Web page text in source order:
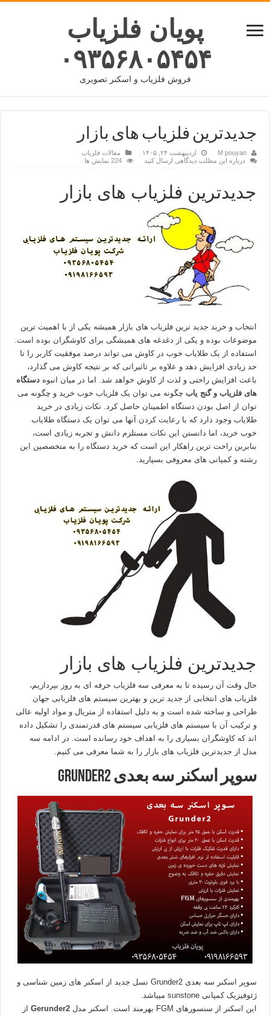
پویان فلزیاب
۰۹۳۵۶۸۰۵۴۵۴
فروش فلزیاب و اسکنر تصویری
جدیدترین فلزیاب های بازار
M pouyan اردیبهشت ۲۴, ۱۴۰۵
مقالات فلزیاب
درباره این مطلب دیدگاهی ارسال کنید
224 نمایش ها
جدیدترین فلزیاب های بازار
انتخاب و خرید جدید ترین فلزیاب های بازار همیشه یکی از با اهمیت ترین
موضوعات بوده و یکی از دغدغه های همیشگی برای کاوشگران بوده است.
استفاده از یک طلایاب خوب در کاوش می تواند درصد موفقیت کاربر را تا
حد زیادی افزایش دهد و علاوه بر تاثیراتی که بر نتیجه کاوش می گذارد،
باعث افزایش راحتی و لذت از کاوش خواهد شد. اما در میان انبوهدستگاه
های فلزیاب و گنج یاب چگونه می توان یک فلزیاب خوب خرید و چگونه می
توان از اصل بودن دستگاه اطمینان حاصل کرد. نکات زیادی در خرید
طلایاب وجود دارد که با رعایت کردن آنها می توان یک دستگاه طلایاب
خوب خرید، اما دانستن این نکات مستلزم دانش و تجربه زیادی است،
بنابرین راحت ترین راهکار این است که خرید دستگاه را به متخصصین این
رشته و کمپانی های معروفی بسپارید.
جدیدترین فلزیاب های بازار
حال وقت آن رسیده تا به معرفی سه فلزیاب حرفه ای به روز بپردازیم،
فلزیاب های انتخابی از جدید ترین و بهترین سیستم های فلزیابی جهان
طراحی و ساخته شده است و به دلیل استفاده از متریال و مواد اولیه عالی
و ترکیب آن با سیستم های فلزیابی سیستم های قدرتمندی را تشکیل داده
اند که کاوشگران بسیاری را به اهداف خود رسانده است. در ادامه سه
مدل از جدیدترین فلزیاب های بازار را به شما معرفی می کنیم.
سوپر اسکنر سه بعدی Grunder2
سوپر اسکنر سه بعدی Grunder2 نسل جدید از اسکنر های زمین شناسی و
ژئوفیزیک کمپانی sunstone میباشد.
این اسکنر از سنسورهای FGM بهرمند است. اسکنر مدل
Gerunder2 از